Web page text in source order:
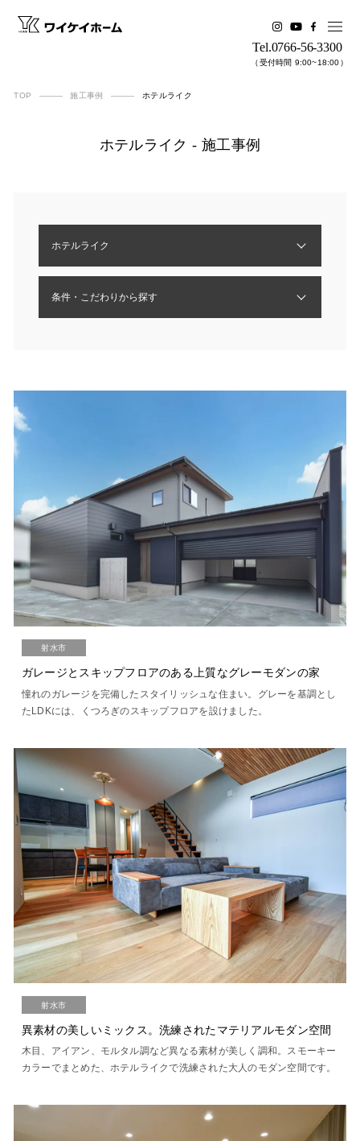
Tel.0766-56-3300
（受付時間 9:00~18:00）
TOP 施工事例 ホテルライク
ホテルライク - 施工事例
射水市
ガレージとスキップフロアのある上質なグレーモダンの家
憧れのガレージを完備したスタイリッシュな住まい。グレーを基調とし
たLDKには、くつろぎのスキップフロアを設けました。
射水市
異素材の美しいミックス。洗練されたマテリアルモダン空間
木目、アイアン、モルタル調など異なる素材が美しく調和。スモーキー
カラーでまとめた、ホテルライクで洗練された大人のモダン空間です。